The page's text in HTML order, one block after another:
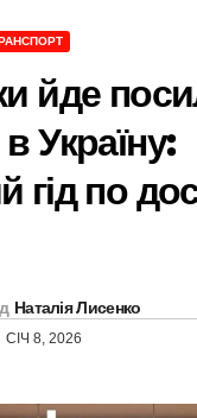
йде
Україну:
гід по
Наталія Лисенко
СІЧ 8, 2026